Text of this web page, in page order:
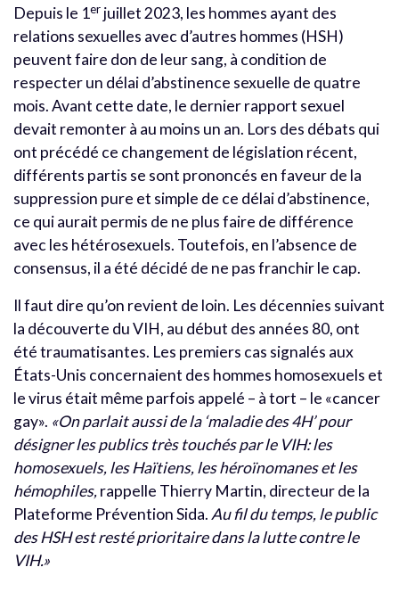
Depuis le 1er juillet 2023, les hommes ayant des
relations sexuelles avec d’autres hommes (HSH)
peuvent faire don de leur sang, à condition de
respecter un délai d’abstinence sexuelle de quatre
mois. Avant cette date, le dernier rapport sexuel
devait remonter à au moins un an. Lors des débats qui
ont précédé ce changement de législation récent,
différents partis se sont prononcés en faveur de la
suppression pure et simple de ce délai d’abstinence,
ce qui aurait permis de ne plus faire de différence
avec les hétérosexuels. Toutefois, en l’absence de
consensus, il a été décidé de ne pas franchir le cap.
Il faut dire qu’on revient de loin. Les décennies suivant
la découverte du VIH, au début des années 80, ont
été traumatisantes. Les premiers cas signalés aux
États-Unis concernaient des hommes homosexuels et
le virus était même parfois appelé – à tort – le «cancer
gay». «On parlait aussi de la ‘maladie des 4H’ pour
désigner les publics très touchés par le VIH: les
homosexuels, les Haïtiens, les héroïnomanes et les
hémophiles,rappelle Thierry Martin, directeur de la
Plateforme Prévention Sida.Au fil du temps, le public
des HSH est resté prioritaire dans la lutte contre le
VIH.»